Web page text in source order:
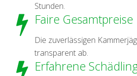
Stunden.
Faire Gesamtpreise
Die zuverlässigen
transparent ab.
Erfahrene